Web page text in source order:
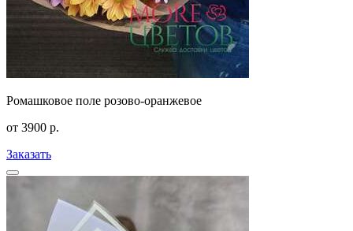
Ромашковое поле розово-оранжевое
от 3900 р.
Заказать